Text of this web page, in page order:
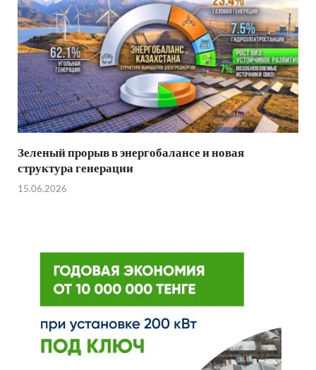
Зеленый прорыв в энергобалансе и новая
структура генерации
15.06.2026